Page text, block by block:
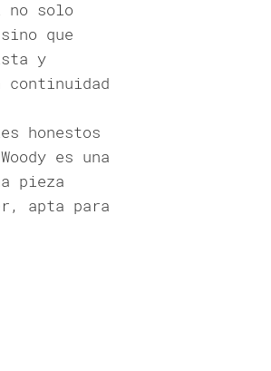
no solo
que
y
continuidad
honestos
es una
pieza
apta para